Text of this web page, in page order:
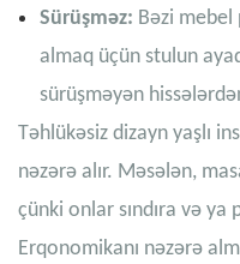
Sürüşməz: Bəzi mebel
almaq üçün stulun
sürüşməyən
Təhlükəsiz dizayn yaşlı
nəzərə alır. Məsələn,
çünki onlar sındıra və ya
Erqonomikanı nəzərə